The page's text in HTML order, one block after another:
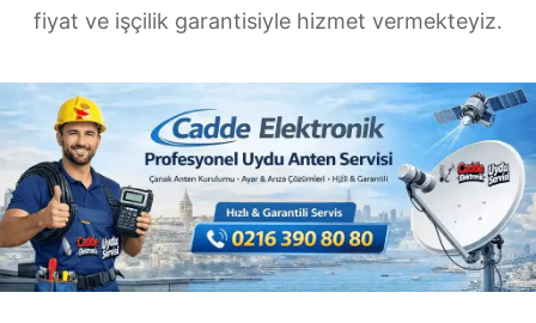
fiyat ve işçilik garantisiyle hizmet vermekteyiz.